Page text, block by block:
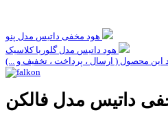
هود مخفی داتیس مدل پنو
هود داتیس مدل گلوریا کلاسیک
این محصول ( ارسال ، پرداخت ، تخفیف و ...)
داتیس مدل فالکن